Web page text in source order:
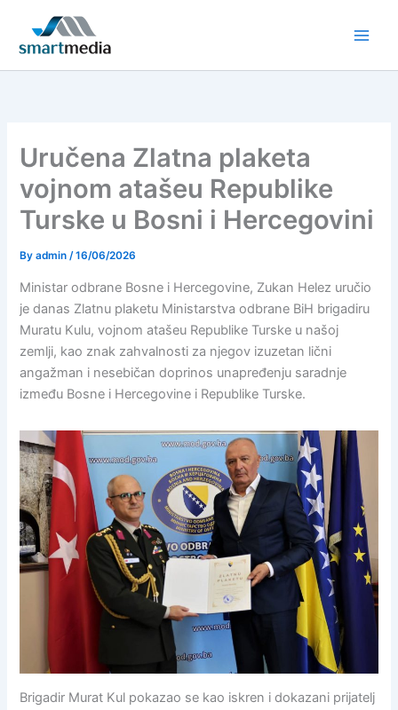
content
Uručena Zlatna plaketa
vojnom atašeu Republike
Turske u Bosni i Hercegovini
Byadmin/16/06/2026
Ministar odbrane Bosne i Hercegovine, Zukan Helez uručio
je danas Zlatnu plaketu Ministarstva odbrane BiH brigadiru
Muratu Kulu, vojnom atašeu Republike Turske u našoj
zemlji, kao znak zahvalnosti za njegov izuzetan lični
angažman i nesebičan doprinos unapređenju saradnje
između Bosne i Hercegovine i Republike Turske.
Brigadir Murat Kul pokazao se kao iskren i dokazani prijatelj